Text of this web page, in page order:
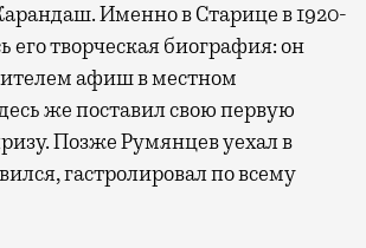
Именно в Старице в 1920-
его творческая биография: он
афиш в местном
же поставил свою первую
Позже Румянцев уехал в
гастролировал по всему